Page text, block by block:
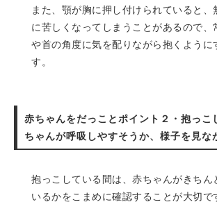
また、顎が胸に押し付けられていると、
に苦しくなってしまうことがあるので、
や首の角度に気を配りながら抱くように
す。
赤ちゃんをだっことポイント２・抱っこ
ちゃんが呼吸しやすそうか、様子を見な
抱っこしている間は、赤ちゃんがきちん
いるかをこまめに確認することが大切で